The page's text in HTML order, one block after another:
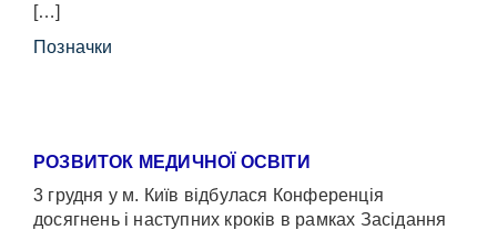
[…]
Позначки
РОЗВИТОК МЕДИЧНОЇ ОСВІТИ
3 грудня у м. Київ відбулася Конференція
досягнень і наступних кроків в рамках Засідання